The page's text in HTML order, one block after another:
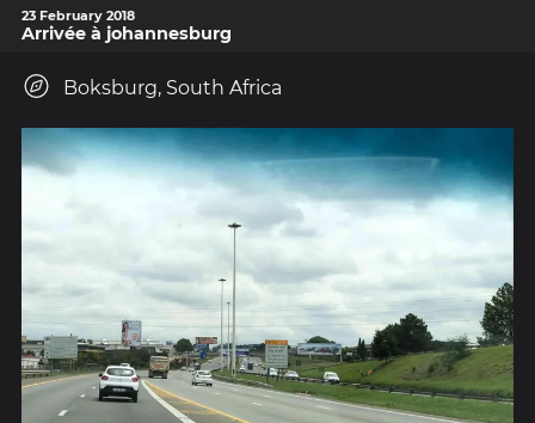
23 February 2018
Arrivée à johannesburg
Boksburg, South Africa